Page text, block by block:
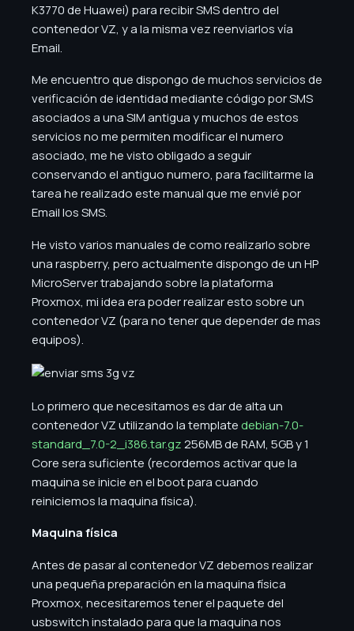
K3770 de Huawei) para recibir SMS dentro del
contenedor VZ, y a la misma vez reenviarlos vía
Email.
Me encuentro que dispongo de muchos servicios de
verificación de identidad mediante código por SMS
asociados a una SIM antigua y muchos de estos
servicios no me permiten modificar el numero
asociado, me he visto obligado a seguir
conservando el antiguo numero, para facilitarme la
tarea he realizado este manual que me envié por
Email los SMS.
He visto varios manuales de como realizarlo sobre
una raspberry, pero actualmente dispongo de un HP
MicroServer trabajando sobre la plataforma
Proxmox, mi idea era poder realizar esto sobre un
contenedor VZ (para no tener que depender de mas
equipos).
Lo primero que necesitamos es dar de alta un
contenedor VZ utilizando la templatedebian-7.0-
standard_7.0-2_i386.tar.gz256MB de RAM, 5GB y 1
Core sera suficiente (recordemos activar que la
maquina se inicie en el boot para cuando
reiniciemos la maquina física).
Maquina física
Antes de pasar al contenedor VZ debemos realizar
una pequeña preparación en la maquina física
Proxmox, necesitaremos tener el paquete del
usbswitch instalado para que la maquina nos